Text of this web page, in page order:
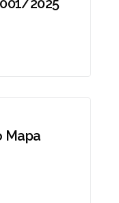
2025
Mapa